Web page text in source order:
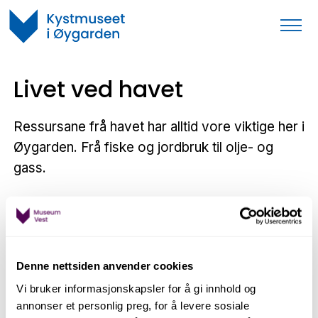
Denne nettsiden anvender cookies
Vi bruker informasjonskapsler for å gi innhold og
annonser et personlig preg, for å levere sosiale
Livet ved havet
Ressursane frå havet har alltid vore viktige her i
Øygarden. Frå fiske og jordbruk til olje- og
gass.